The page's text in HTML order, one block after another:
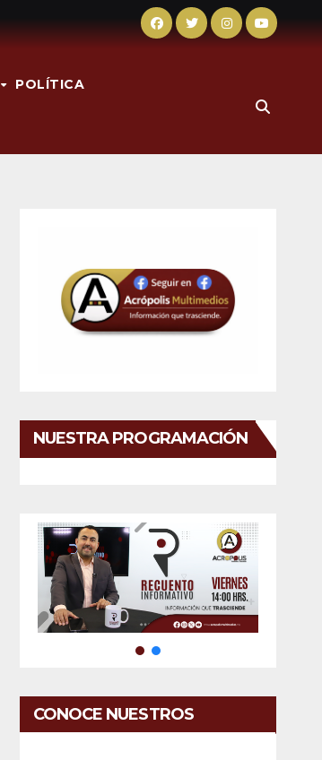
POLÍTICA
NUESTRA PROGRAMACIÓN
CONOCE NUESTROS